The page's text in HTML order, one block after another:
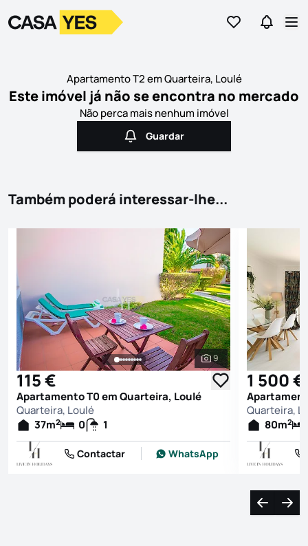
Ir para osIr para
LogoIr para a homepage
Apartamento T2 em Quarteira, Loulé
Este imóvel já não se encontra no mercado
Não perca mais nenhum imóvel
Guardar
Guardar
Também poderá interessar-lhe...
Ver todas as
9
115 €
Apartamento T0 em Quarteira, Loulé
Quarteira, Loulé
37m2 0 1
Contactar WhatsApp
1 500 €
Quarteira,
80m2